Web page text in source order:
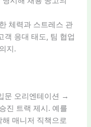
체력과 스트레스 관
객 응대 태도, 팀 협업
지.
문 오리엔테이션 →
진 트랙 제시. 예를
매니저 직책으로